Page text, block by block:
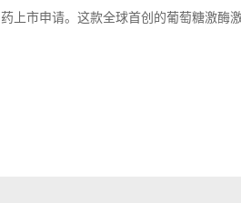
药上市申请。这款全球首创的葡萄糖激酶